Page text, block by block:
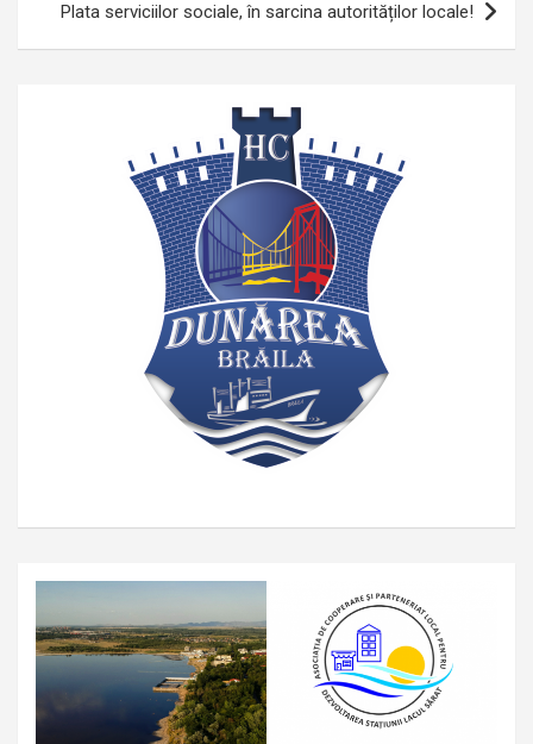
Plata serviciilor sociale, în sarcina autorităților locale!